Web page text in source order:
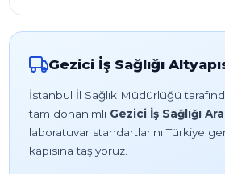
Gezici İş Sağlığı
İstanbul İl Sağlık Müdürlüğü
tam donanımlı Gezici İş Sağlığı
laboratuvar standartlarını Türkiye
kapısına taşıyoruz.